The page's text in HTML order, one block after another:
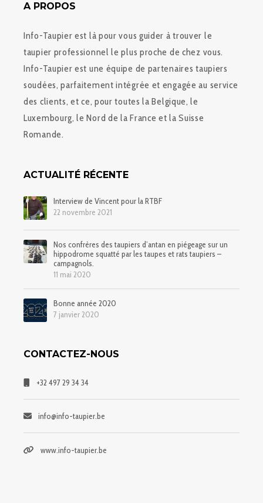
A PROPOS
Info-Taupier est là pour vous guider à trouver le
taupier professionnel le plus proche de chez vous.
Info-Taupier est une équipe de partenaires taupiers
soudées, parfaitement intégrée et engagée au service
des clients, et ce, pour toutes la Belgique, le
Luxembourg, le Nord de la France et la Suisse
Romande.
ACTUALITÉ RÉCENTE
Interview de Vincent pour la RTBF
22 novembre 2021
Nos confrères des taupiers d’antan en piégeage sur un
hippodrome squatté par les taupes et rats taupiers –
campagnols.
11 mai 2020
Bonne année 2020
7 janvier 2020
CONTACTEZ-NOUS
+32 497 29 34 34
info@info-taupier.be
www.info-taupier.be